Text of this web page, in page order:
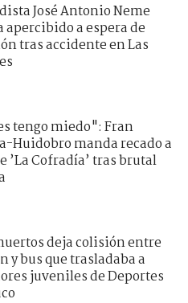
José Antonio Neme
apercibido a espera de
tras accidente en Las
tengo miedo": Fran
Huidobro manda recado a
’La Cofradía’ tras brutal
deja colisión entre
y bus que trasladaba a
juveniles de Deportes